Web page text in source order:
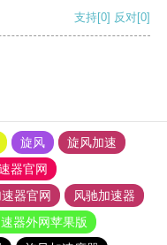
支持[0] 反对[0]
旋风
旋风加速
器官网
器官网
风驰加速器
器外网苹果版